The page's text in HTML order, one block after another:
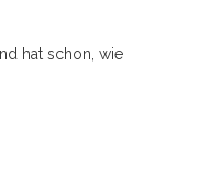
hat schon, wie